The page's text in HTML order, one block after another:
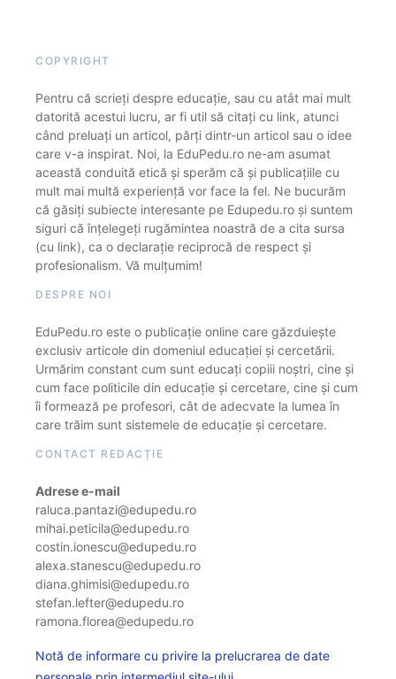
COPYRIGHT
Pentru că scrieți despre educație, sau cu atât mai mult
datorită acestui lucru, ar fi util să citați cu link, atunci
când preluați un articol, părți dintr-un articol sau o idee
care v-a inspirat. Noi, la EduPedu.ro ne-am asumat
această conduită etică și sperăm că și publicațiile cu
mult mai multă experiență vor face la fel. Ne bucurăm
că găsiți subiecte interesante pe Edupedu.ro și suntem
siguri că înțelegeți rugămintea noastră de a cita sursa
(cu link), ca o declarație reciprocă de respect și
profesionalism. Vă mulțumim!
DESPRE NOI
EduPedu.ro este o publicație online care găzduiește
exclusiv articole din domeniul educației și cercetării.
Urmărim constant cum sunt educați copiii noștri, cine și
cum face politicile din educație și cercetare, cine și cum
îi formează pe profesori, cât de adecvate la lumea în
care trăim sunt sistemele de educație și cercetare.
CONTACT REDACȚIE
Adrese e-mail
raluca.pantazi@edupedu.ro
mihai.peticila@edupedu.ro
costin.ionescu@edupedu.ro
alexa.stanescu@edupedu.ro
diana.ghimisi@edupedu.ro
stefan.lefter@edupedu.ro
ramona.florea@edupedu.ro
Notă de informare cu privire la prelucrarea de date